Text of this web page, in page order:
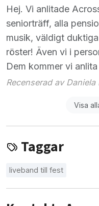
Hej. Vi anlitade
seniorträff, alla
musik, väldigt
röster! Även vi i
Dem kommer vi anlita
Recenserad av
Visa
Taggar
liveband till fest